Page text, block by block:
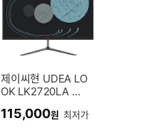
제이씨현 UDEA LO
OK LK2720LA 유
115,000원 최저가